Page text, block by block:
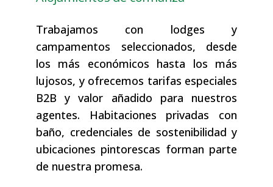
Trabajamos con lodges y
campamentos seleccionados, desde
los más económicos hasta los más
lujosos, y ofrecemos tarifas especiales
B2B y valor añadido para nuestros
agentes. Habitaciones privadas con
baño, credenciales de sostenibilidad y
ubicaciones pintorescas forman parte
de nuestra promesa.